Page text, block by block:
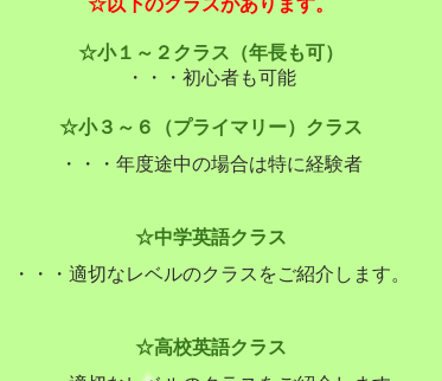
☆以下のクラスがあります。
☆小１～２クラス（年長も可）
・・・初心者も可能
☆小３～６（プライマリー）クラス
・・・年度途中の場合は特に経験者
☆中学英語クラス
・・・適切なレベルのクラスをご紹介します。
☆高校英語クラス